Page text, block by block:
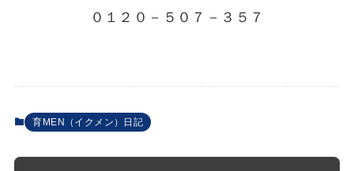
０１２０－５０７－３５７
育MEN（イクメン）日記